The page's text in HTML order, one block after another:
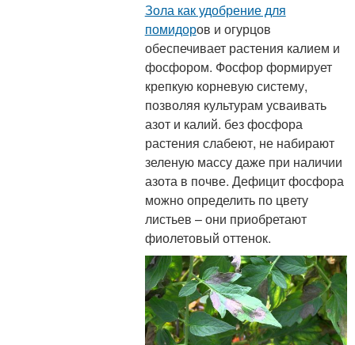
Зола как удобрение для
помидоров и огурцов
обеспечивает растения калием и
фосфором. Фосфор формирует
крепкую корневую систему,
позволяя культурам усваивать
азот и калий. без фосфора
растения слабеют, не набирают
зеленую массу даже при наличии
азота в почве. Дефицит фосфора
можно определить по цвету
листьев – они приобретают
фиолетовый оттенок.